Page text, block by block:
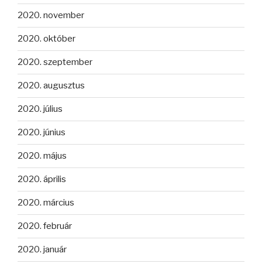
2020. november
2020. október
2020. szeptember
2020. augusztus
2020. július
2020. június
2020. május
2020. április
2020. március
2020. február
2020. január